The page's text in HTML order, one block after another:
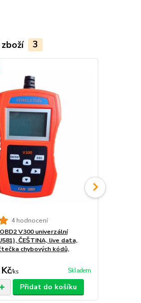
3
4 hodnocení
V300 univerzální
ČEŠTINA, live data,
chybových kódů,
/ks Skladem
Přidat do košíku